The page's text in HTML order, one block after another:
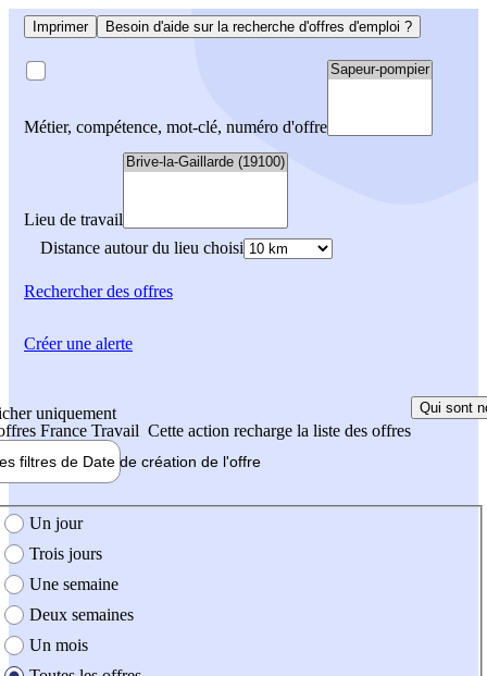
Imprimer Besoin d'aide sur la recherche d'offres d'emploi ?
Métier, compétence, mot-clé, numéro d'offre
Lieu de travail
Distance autour du lieu choisi
Rechercherdes offres
uniquement
France Travail Cette action recharge la liste des offres
Qui sont
filtres de Date de création de l'offre
création de l'offre
Un jour
Trois jours
Une semaine
Deux semaines
Un mois
Créer une alerte